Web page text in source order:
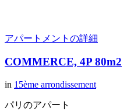
アパートメントの詳細
COMMERCE, 4P 80m2
in 15ème arrondissement
パリのアパート